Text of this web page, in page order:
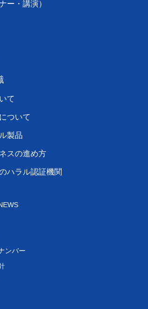
ー・講演）
て
ついて
製品
スの進め方
ハラル認証機関
ンバー